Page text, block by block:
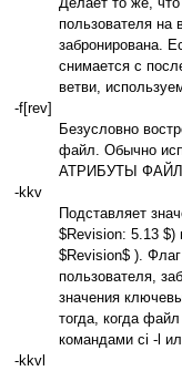
пользователя на
забронирована.
снимается с
ветви,
-f[rev]
Безусловно
файл. Обычно
АТРИБУТЫ
-kkv
Подставляет
$Revision: 5.13 $)
$Revision$ ).
пользователя,
значения
тогда, когда
командами ci -l
-kkvl